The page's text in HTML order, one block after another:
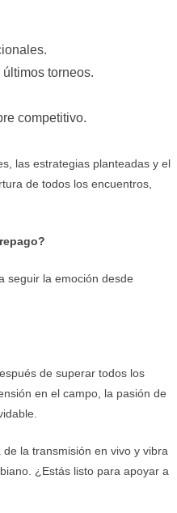
torneos.
competitivo.
las estrategias planteadas y el
de todos los encuentros,
seguir la emoción desde
de superar todos los
en el campo, la pasión de
la transmisión en vivo y vibra
¿Estás listo para apoyar a